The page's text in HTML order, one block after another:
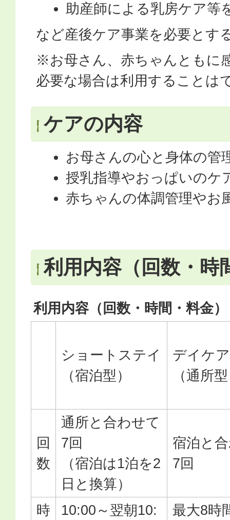
助産師による乳房ケア等
など産後ケア事業を必要とす
※お母さん、赤ちゃんともに
必要な場合は利用することは
ケアの内容
お母さんの心と身体の管
授乳指導やおっぱいのケ
赤ちゃんの体調管理やお
利用内容（回数・時
利用内容（回数・時間・料金）
ショートステイ
（宿泊型）
デイケア
（通所
回
数
通所と合わせて
7回
（宿泊は1泊を2
日と換算）
宿泊と
7回
時
10:00～翌朝10:
最大8時